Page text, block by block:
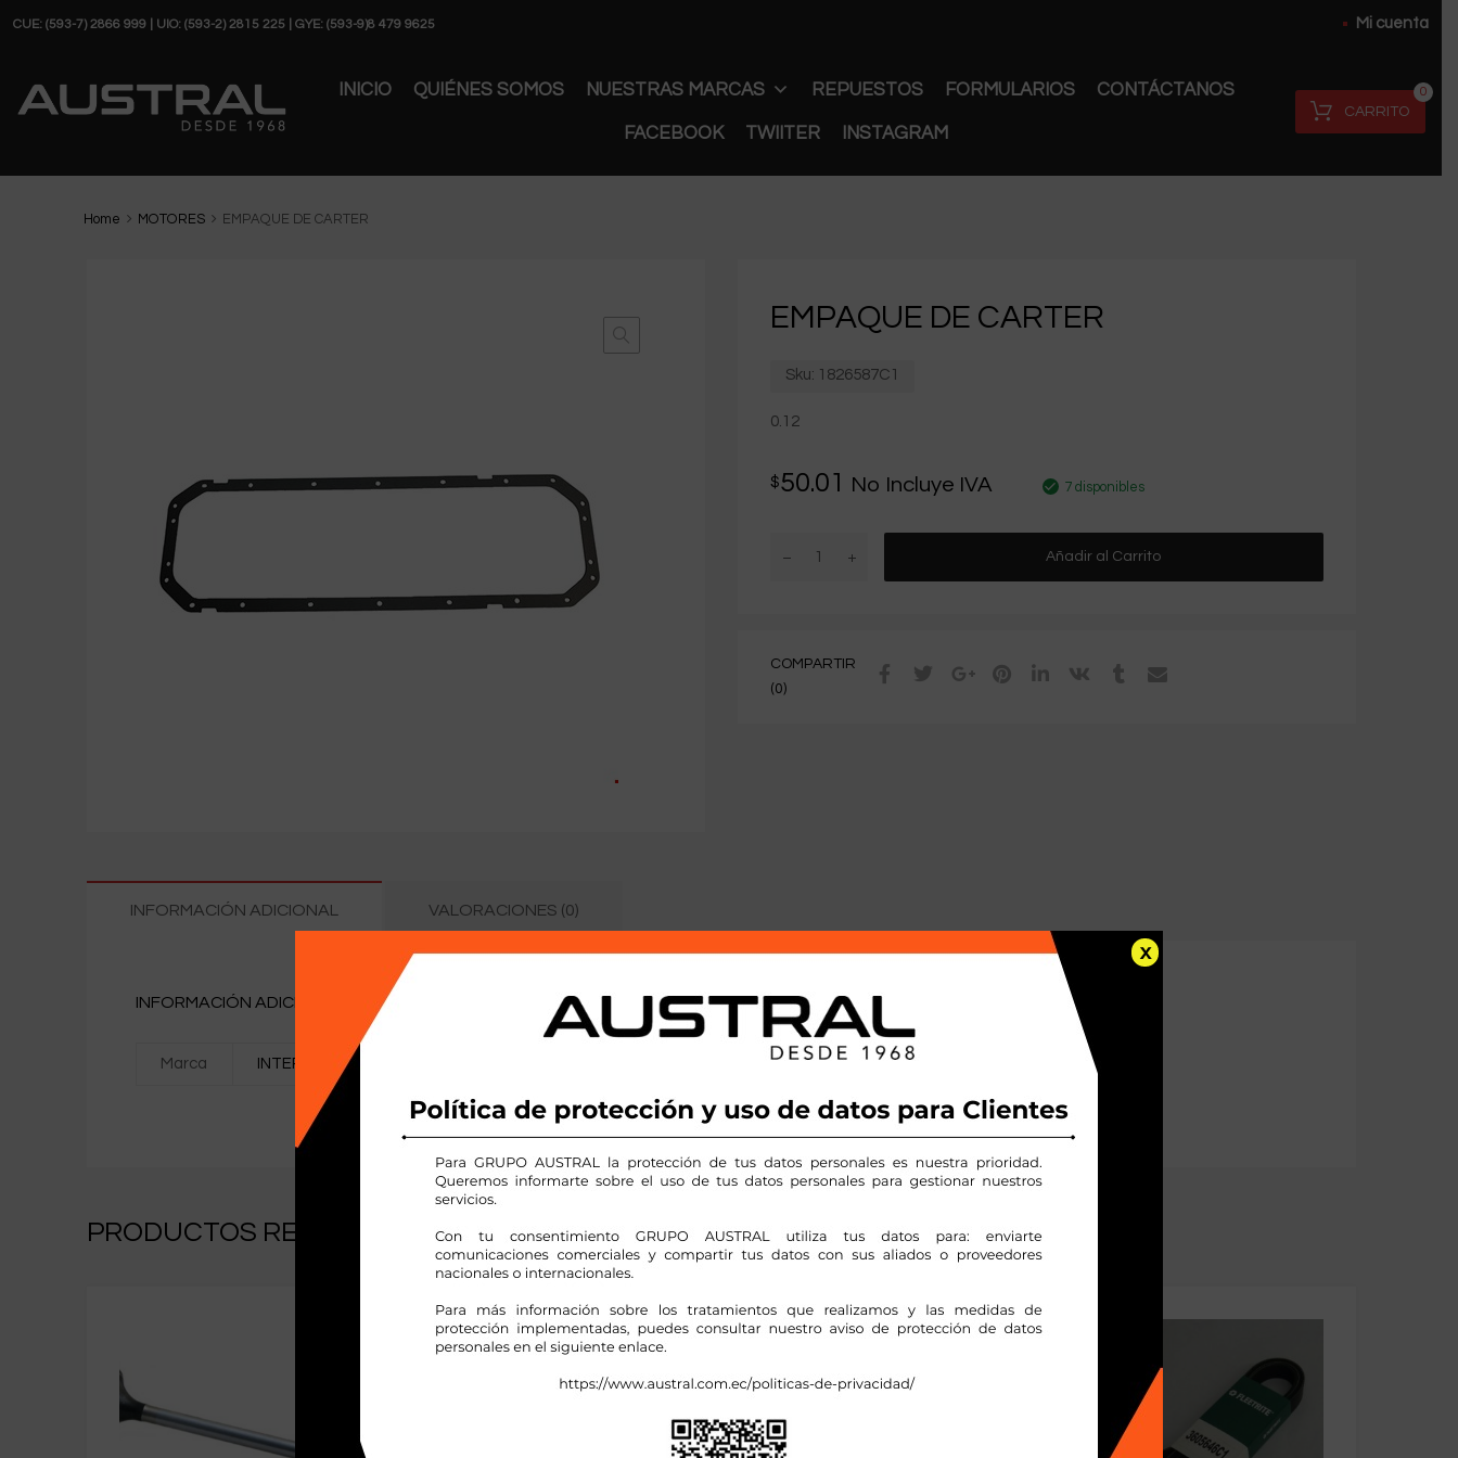
CUE: (593-7) 2866 999 | UIO: (593-2) 2815 225 | GYE: (593-9)8 479 9625 Mi cuenta
CARRITO
0
INICIO QUIÉNES SOMOS NUESTRAS MARCAS REPUESTOS FORMULARIOS CONTÁCTANOS
FACEBOOK TWIITER INSTAGRAM
Home MOTORES EMPAQUE DE CARTER
EMPAQUE DE CARTER
Sku: 1826587C1
0.12
$50.01 No Incluye IVA 7 disponibles
Añadir al Carrito
COMPARTIR
(0)
INFORMACIÓN ADICIONAL VALORACIONES (0)
INFORMACIÓN ADICIONAL
Marca INTERNATIONAL
PRODUCTOS RELACIONADOS
x